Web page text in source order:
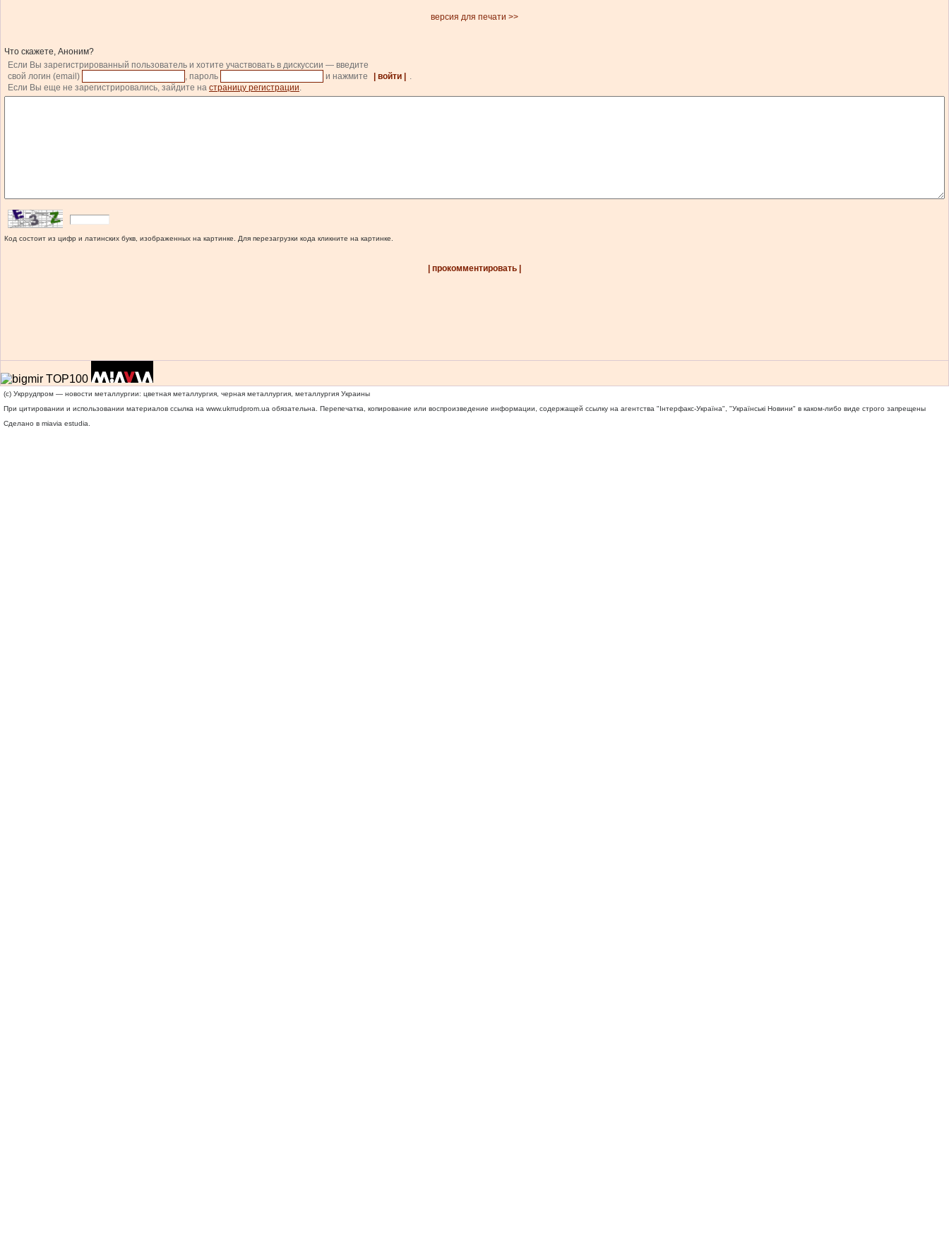
версия для печати >>
Что скажете, Аноним?
Если Вы зарегистрированный пользователь и хотите участвовать в дискуссии — введите
свой логин (email)
, пароль и нажмите | войти |
.
Если Вы еще не зарегистрировались, зайдите на страницу регистрации.
Код состоит из цифр и латинских букв, изображенных на картинке. Для перезагрузки кода кликните на картинке.
| прокомментировать |
(c) Укррудпром — новости металлургии: цветная металлургия, черная металлургия, металлургия Украины
При цитировании и использовании материалов ссылка на www.ukrrudprom.ua обязательна. Перепечатка, копирование или воспроизведение информации, содержащей ссылку на агентства "Iнтерфакс-Україна", "Українськi Новини" в каком-либо виде строго запрещены
Сделано в miavia estudia.